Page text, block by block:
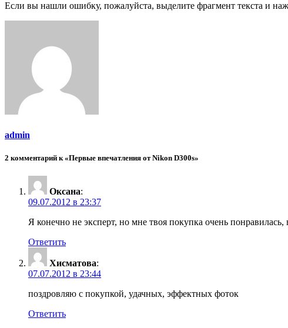
Если вы нашли ошибку, пожалуйста, выделите фрагмент текста и
admin
2 комментарий к «Первые впечатления от Nikon D300s»
Оксана:
09.07.2012 в 23:37
Я конечно не эксперт, но мне твоя покупка очень
Ответить
Хисматова:
07.07.2012 в 23:44
поздровляю с покупкой, удачных, эффектных фоток
Ответить